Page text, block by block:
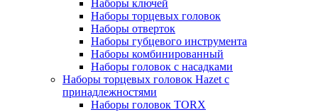
Наборы ключей
Наборы торцевых головок
Наборы отверток
Наборы губцевого инструмента
Наборы комбинированный
Наборы головок с насадками
Наборы торцевых головок Hazet с
принадлежностями
Наборы головок TORX